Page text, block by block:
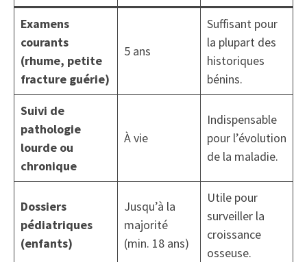
Examens
courants
(rhume, petite
fracture guérie)
5 ans
Suffisant pour
la plupart des
historiques
bénins.
Suivi de
pathologie
lourde ou
chronique
À vie
Indispensable
pour l’évolution
de la maladie.
Dossiers
pédiatriques
(enfants)
Jusqu’à la
majorité
(min. 18 ans)
Utile pour
surveiller la
croissance
osseuse.